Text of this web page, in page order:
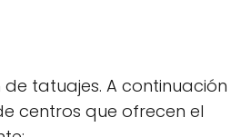
tatuajes. A continuación
centros que ofrecen el